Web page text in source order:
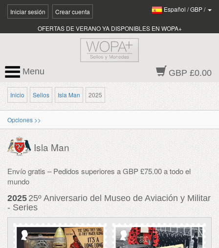
Iniciar sesión Crear cuenta Español /GBP/
OFERTAS DE VERANO YA DISPONIBLES EN WOPA+
GBP £0.00
Menu
Inicio Sellos Isla Man 2025
Opciones >>
Isla Man
Envío gratis – Pedidos superiores a GBP £75.00 a todo el
mundo
2025 25º Aniversario del Museo de Aviación y Militar
- Series